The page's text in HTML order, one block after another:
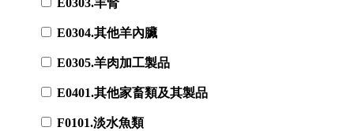
E0303.羊腎
E0304.其他羊內臟
E0305.羊肉加工製品
E0401.其他家畜類及其製品
F0101.淡水魚類